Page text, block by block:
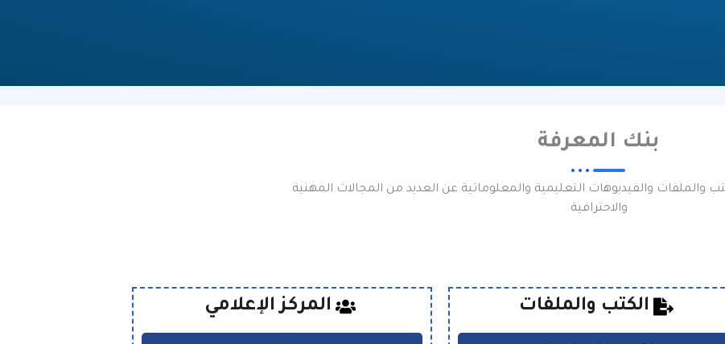
بنك المعرفة
والملفات والفيديوهات التعليمية والمعلوماتية عن العديد من المجالات المهنية
والاحترافية
الكتب والملفات المركز الإعلامي